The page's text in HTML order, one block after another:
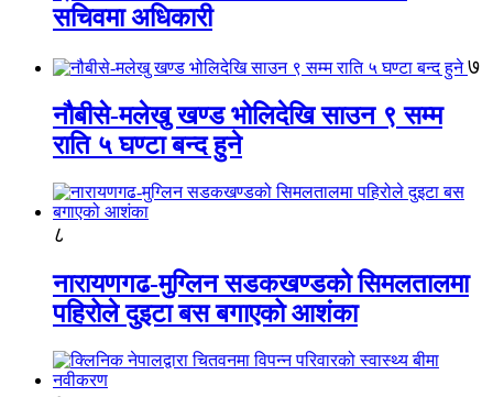
सचिवमा अधिकारी
७
नौबीसे-मलेखु खण्ड भोलिदेखि साउन ९ सम्म
राति ५ घण्टा बन्द हुने
८
नारायणगढ-मुग्लिन सडकखण्डको सिमलतालमा
पहिरोले दुइटा बस बगाएको आशंका